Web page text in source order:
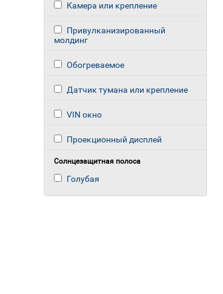
Камера или крепление
Привулканизированный
молдинг
Обогреваемое
Датчик тумана или крепление
VIN окно
Проекционный дисплей
Солнцезащитная полоса
Голубая